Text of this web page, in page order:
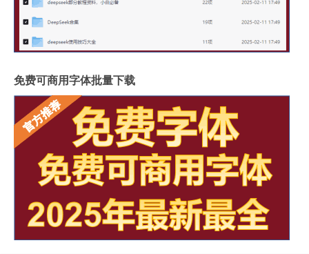
免费可商用字体批量下载